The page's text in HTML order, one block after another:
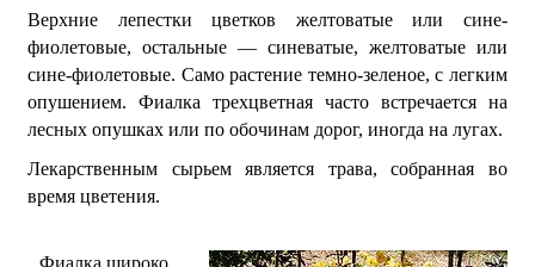
Верхние лепестки цветков желтоватые или сине-
фиолетовые, остальные — синеватые, желтоватые или
сине-фиолетовые. Само растение темно-зеленое, с легким
опушением. Фиалка трехцветная часто встречается на
лесных опушках или по обочинам дорог, иногда на лугах.
Лекарственным сырьем является трава, собранная во
время цветения.
Фиалка широко